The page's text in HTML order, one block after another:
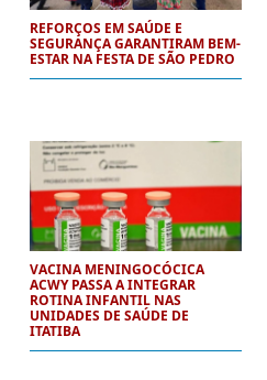
REFORÇOS EM SAÚDE E
SEGURANÇA GARANTIRAM BEM-
ESTAR NA FESTA DE SÃO PEDRO
VACINA MENINGOCÓCICA
ACWY PASSA A INTEGRAR
ROTINA INFANTIL NAS
UNIDADES DE SAÚDE DE
ITATIBA